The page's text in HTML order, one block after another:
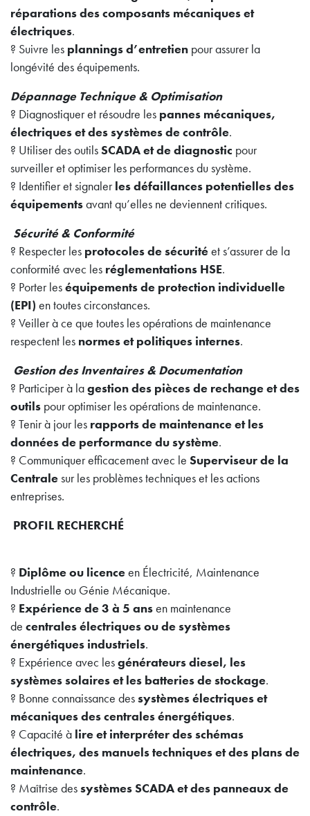
réparations des composants mécaniques et
électriques.
? Suivre les plannings d’entretien pour assurer la
longévité des équipements.
Dépannage Technique & Optimisation
? Diagnostiquer et résoudre les pannes mécaniques,
électriques et des systèmes de contrôle.
? Utiliser des outils SCADA et de diagnostic pour
surveiller et optimiser les performances du système.
? Identifier et signalerles défaillances potentielles des
équipementsavant qu’elles ne deviennent critiques.
Sécurité & Conformité
? Respecter les protocoles de sécuritéet s’assurer de la
conformité avec les réglementations HSE.
? Porter leséquipements de protection individuelle
(EPI) en toutes circonstances.
? Veiller à ce que toutes les opérations de maintenance
respectent les normes et politiques internes.
Gestion des Inventaires & Documentation
? Participer à lagestion des pièces de rechange et des
outils pour optimiser les opérations de maintenance.
? Tenir à jour les rapports de maintenance et les
données de performance du système.
? Communiquer efficacement avec le Superviseur de la
Centralesur les problèmes techniques et les actions
entreprises.
PROFIL RECHERCHÉ
? Diplôme ou licenceen Électricité, Maintenance
Industrielle ou Génie Mécanique.
? Expérience de 3 à 5 ansen maintenance
de centrales électriques ou de systèmes
énergétiques industriels.
? Expérience avec lesgénérateurs diesel, les
systèmes solaires et les batteries de stockage.
? Bonne connaissance dessystèmes électriques et
mécaniques des centrales énergétiques.
? Capacité à lire et interpréter des schémas
électriques, des manuels techniques et des plans de
maintenance.
? Maîtrise dessystèmes SCADA et des panneaux de
contrôle.